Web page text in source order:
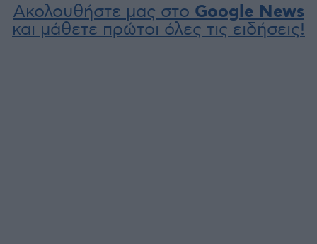
Ακολουθήστε μας στο Google News
και μάθετε πρώτοι όλες τις ειδήσεις!